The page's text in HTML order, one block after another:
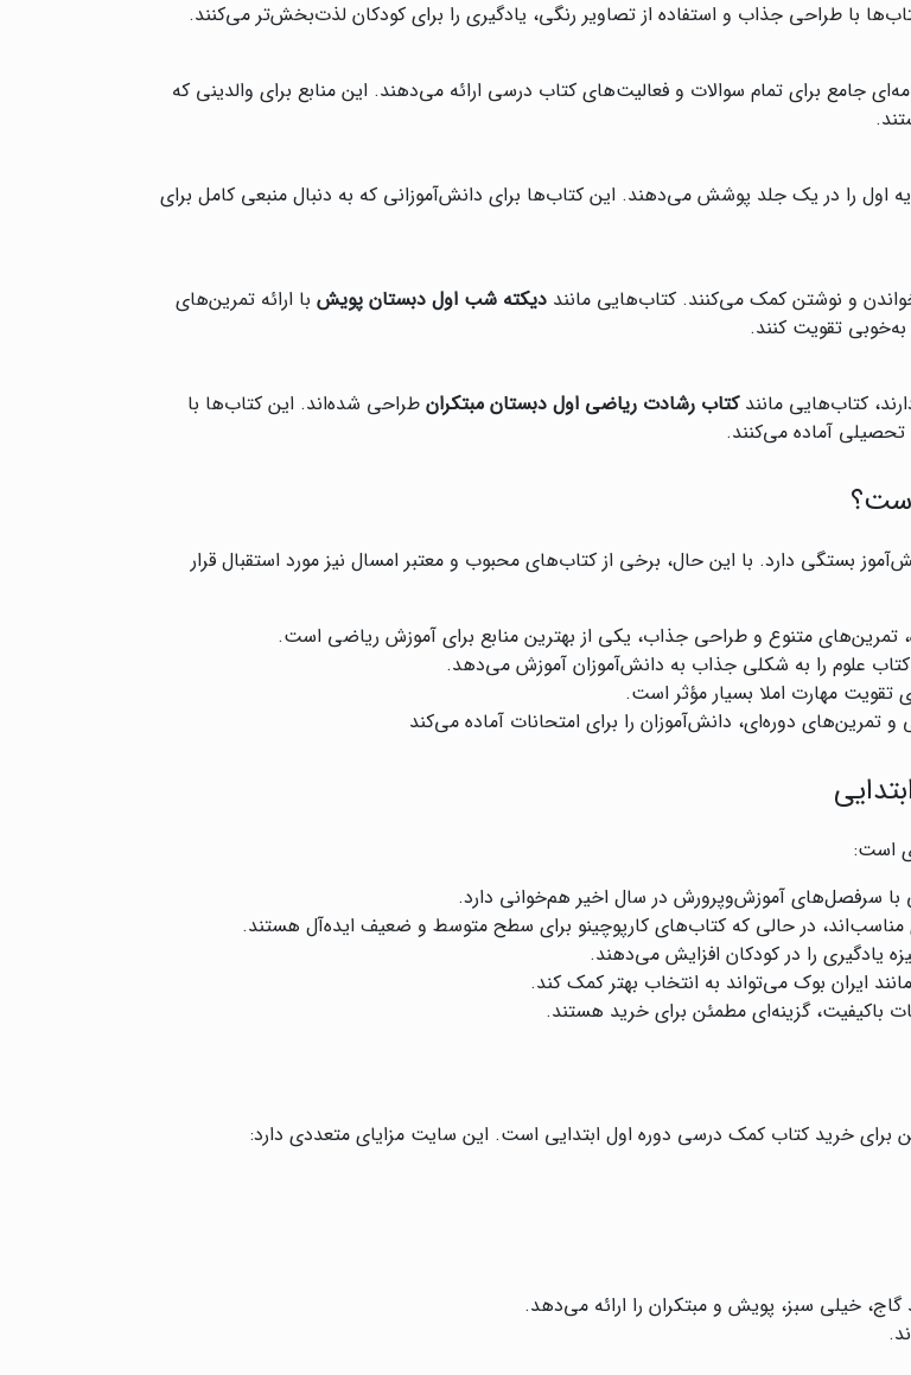
با طراحی جذاب و استفاده از تصاویر رنگی، یادگیری را برای کودکان لذت‌بخش‌تر می‌کنند.
جامع برای تمام سوالات و فعالیت‌های کتاب درسی ارائه می‌دهند. این منابع برای والدینی که
اول را در یک جلد پوشش می‌دهند. این کتاب‌ها برای دانش‌آموزانی که به دنبال منبعی کامل برای
و نوشتن کمک می‌کنند. کتاب‌هایی مانند دیکته شب اول دبستان پویش با ارائه تمرین‌های
به‌خوبی تقویت کنند.
کتاب‌هایی مانندکتاب رشادت ریاضی اول دبستان مبتکران طراحی شده‌اند. این کتاب‌ها با
تحصیلی آماده می‌کنند.
بستگی دارد. با این حال، برخی از کتاب‌های محبوب و معتبر امسال نیز مورد استقبال قرار
تمرین‌های متنوع و طراحی جذاب، یکی از بهترین منابع برای آموزش ریاضی است.
علوم را به شکلی جذاب به دانش‌آموزان آموزش می‌دهد.
تقویت مهارت املا بسیار مؤثر است.
تمرین‌های دوره‌ای، دانش‌آموزان را برای امتحانات آماده می‌کند
است:
با سرفصل‌های آموزش‌وپرورش در سال اخیر هم‌خوانی دارد.
مناسب‌اند، در حالی که کتاب‌های کارپوچینو برای سطح متوسط و ضعیف ایده‌آل هستند.
یادگیری را در کودکان افزایش می‌دهند.
ایران بوک می‌تواند به انتخاب بهتر کمک کند.
باکیفیت، گزینه‌ای مطمئن برای خرید هستند.
برای خرید کتاب کمک درسی دوره اول ابتدایی است. این سایت مزایای متعددی دارد:
گاج، خیلی سبز، پویش و مبتکران را ارائه می‌دهد.